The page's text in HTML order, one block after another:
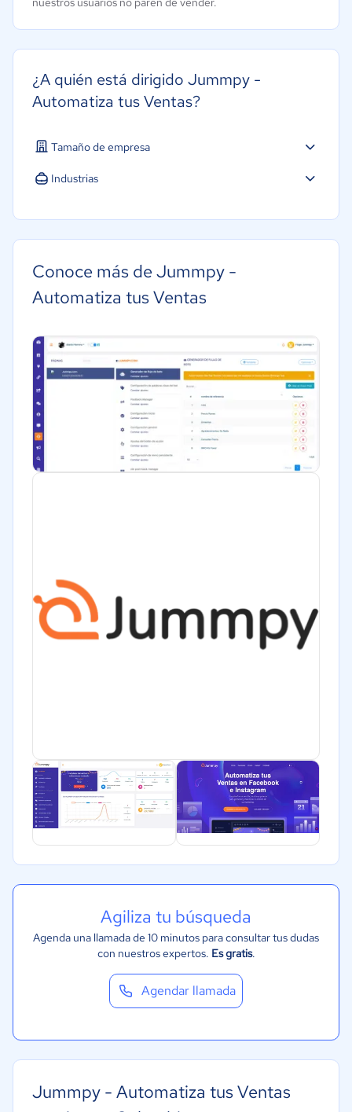
¿A quién está dirigido Jummpy -
Automatiza tus Ventas?
Tamaño de empresa
Industrias
Hotelería / Viajes
Seguros
Legales
Farmacéutica
Manufactura
ONG
Gobierno
Conoce más de Jummpy -
Automatiza tus Ventas
Agiliza tu búsqueda
Agenda una llamada de 10 minutos para consultar tus dudas
con nuestros expertos. Es gratis.
Agendar llamada
Jummpy - Automatiza tus Ventas